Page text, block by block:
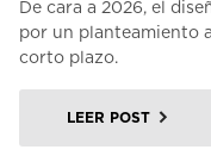
De cara a 2026, el
por un planteamiento
corto plazo.
LEER POST